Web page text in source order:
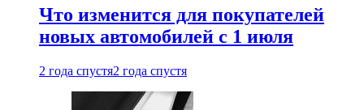
Что изменится для покупателей
новых автомобилей с 1 июля
2 года спустя2 года спустя